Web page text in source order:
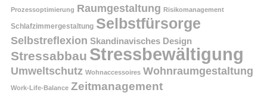
Prozessoptimierung Raumgestaltung Risikomanagement
Schlafzimmergestaltung Selbstfürsorge
Selbstreflexion Skandinavisches Design
Stressabbau Stressbewältigung
Umweltschutz Wohnaccessoires Wohnraumgestaltung
Work-Life-Balance Zeitmanagement